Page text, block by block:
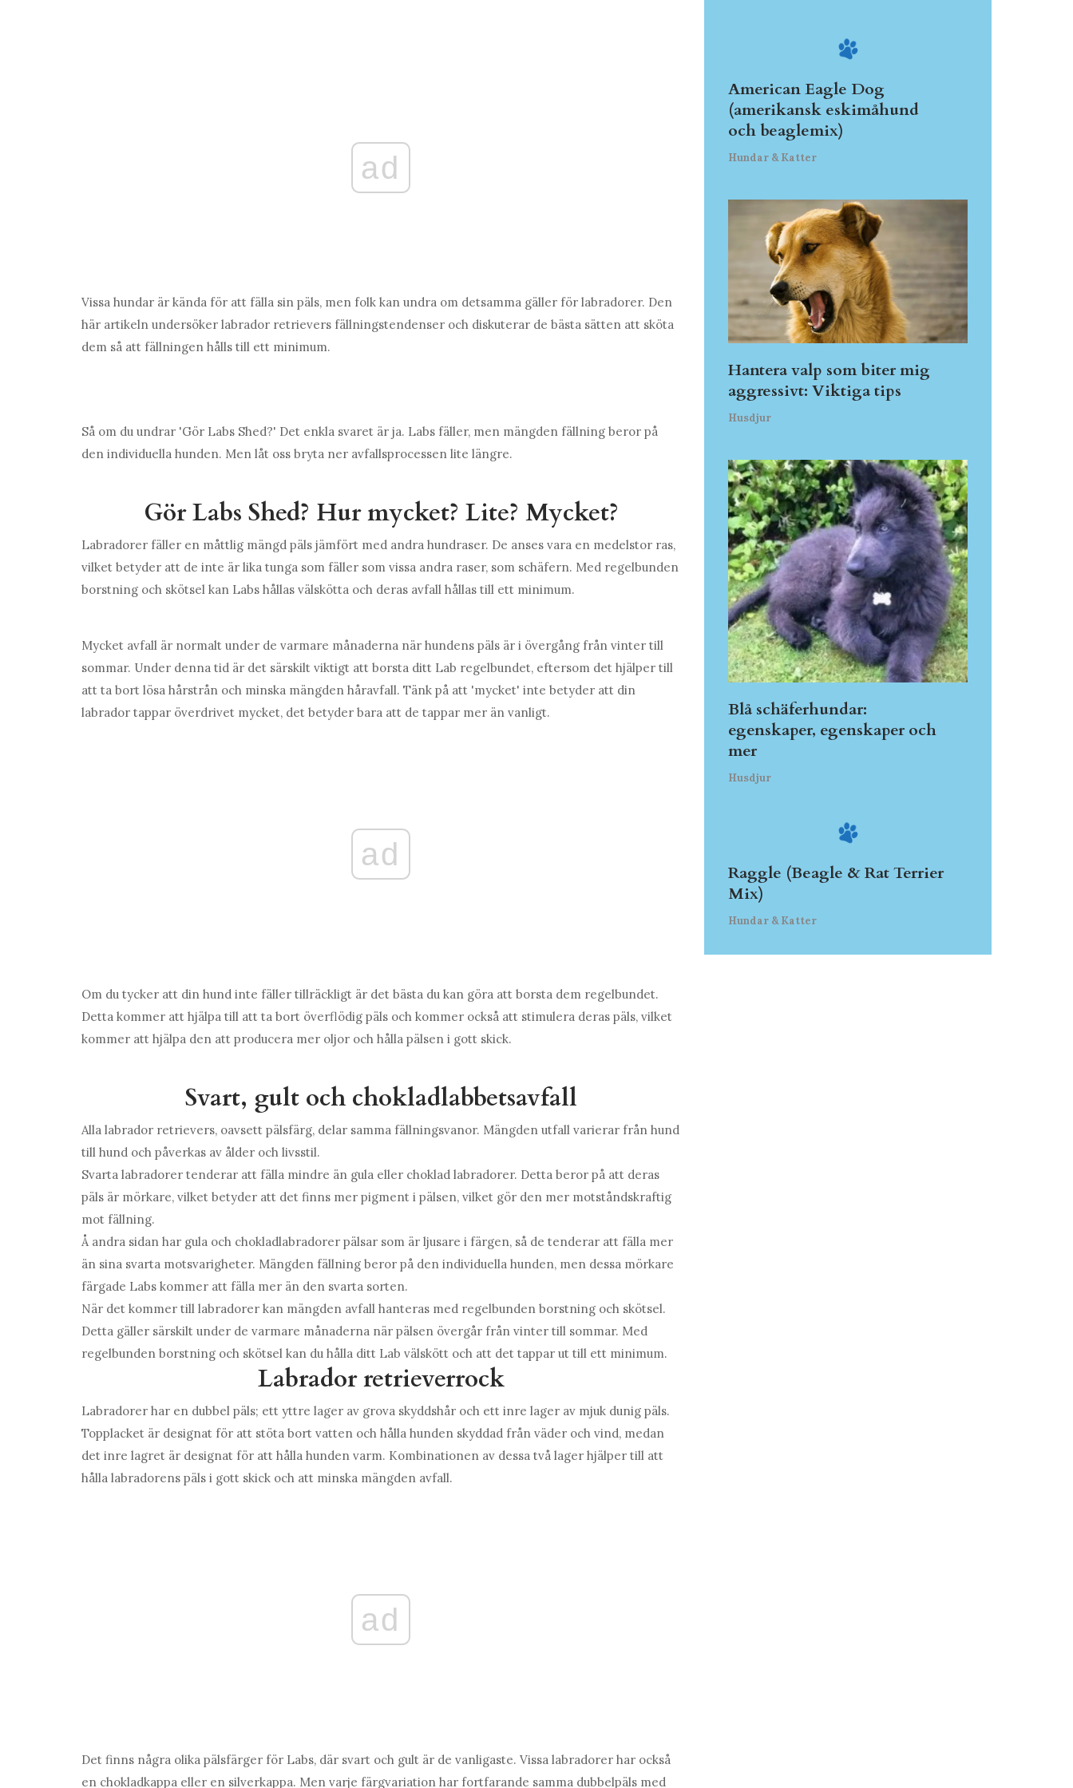
ad
Vissa hundar är kända för att fälla sin päls, men folk kan undra om detsamma gäller för labradorer. Den
här artikeln undersöker labrador retrievers fällningstendenser och diskuterar de bästa sätten att sköta
dem så att fällningen hålls till ett minimum.
Så om du undrar 'Gör Labs Shed?' Det enkla svaret är ja. Labs fäller, men mängden fällning beror på
den individuella hunden. Men låt oss bryta ner avfallsprocessen lite längre.
Gör Labs Shed? Hur mycket? Lite? Mycket?
Labradorer fäller en måttlig mängd päls jämfört med andra hundraser. De anses vara en medelstor ras,
vilket betyder att de inte är lika tunga som fäller som vissa andra raser, som schäfern. Med regelbunden
borstning och skötsel kan Labs hållas välskötta och deras avfall hållas till ett minimum.
Mycket avfall är normalt under de varmare månaderna när hundens päls är i övergång från vinter till
sommar. Under denna tid är det särskilt viktigt att borsta ditt Lab regelbundet, eftersom det hjälper till
att ta bort lösa hårstrån och minska mängden håravfall. Tänk på att 'mycket' inte betyder att din
labrador tappar överdrivet mycket, det betyder bara att de tappar mer än vanligt.
ad
Om du tycker att din hund inte fäller tillräckligt är det bästa du kan göra att borsta dem regelbundet.
Detta kommer att hjälpa till att ta bort överflödig päls och kommer också att stimulera deras päls, vilket
kommer att hjälpa den att producera mer oljor och hålla pälsen i gott skick.
Svart, gult och chokladlabbetsavfall
Alla labrador retrievers, oavsett pälsfärg, delar samma fällningsvanor. Mängden utfall varierar från hund
till hund och påverkas av ålder och livsstil.
Svarta labradorer tenderar att fälla mindre än gula eller choklad labradorer. Detta beror på att deras
päls är mörkare, vilket betyder att det finns mer pigment i pälsen, vilket gör den mer motståndskraftig
mot fällning.
Å andra sidan har gula och chokladlabradorer pälsar som är ljusare i färgen, så de tenderar att fälla mer
än sina svarta motsvarigheter. Mängden fällning beror på den individuella hunden, men dessa mörkare
färgade Labs kommer att fälla mer än den svarta sorten.
När det kommer till labradorer kan mängden avfall hanteras med regelbunden borstning och skötsel.
Detta gäller särskilt under de varmare månaderna när pälsen övergår från vinter till sommar. Med
regelbunden borstning och skötsel kan du hålla ditt Lab välskött och att det tappar ut till ett minimum.
Labrador retrieverrock
Labradorer har en dubbel päls; ett yttre lager av grova skyddshår och ett inre lager av mjuk dunig päls.
Topplacket är designat för att stöta bort vatten och hålla hunden skyddad från väder och vind, medan
det inre lagret är designat för att hålla hunden varm. Kombinationen av dessa två lager hjälper till att
hålla labradorens päls i gott skick och att minska mängden avfall.
ad
Det finns några olika pälsfärger för Labs, där svart och gult är de vanligaste. Vissa labradorer har också
en chokladkappa eller en silverkappa. Men varje färgvariation har fortfarande samma dubbelpäls med
American Eagle Dog
(amerikansk eskimåhund
och beaglemix)
Hundar & Katter
Hantera valp som biter mig
aggressivt: Viktiga tips
Husdjur
Blå schäferhundar:
egenskaper, egenskaper och
mer
Husdjur
Raggle (Beagle & Rat Terrier
Mix)
Hundar & Katter